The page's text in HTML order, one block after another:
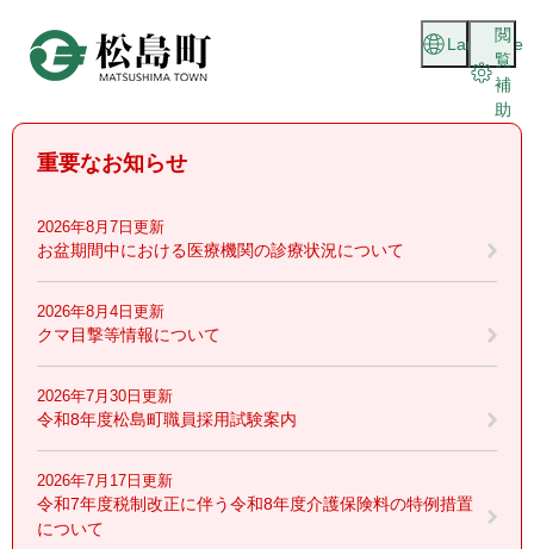
頭
閲
覧
補
助
Language
重要なお知らせ
2026年8月7日更新
お盆期間中における医療機関の診療状況について
2026年8月4日更新
クマ目撃等情報について
2026年7月30日更新
令和8年度松島町職員採用試験案内
2026年7月17日更新
令和7年度税制改正に伴う令和8年度介護保険料の特例措置
について